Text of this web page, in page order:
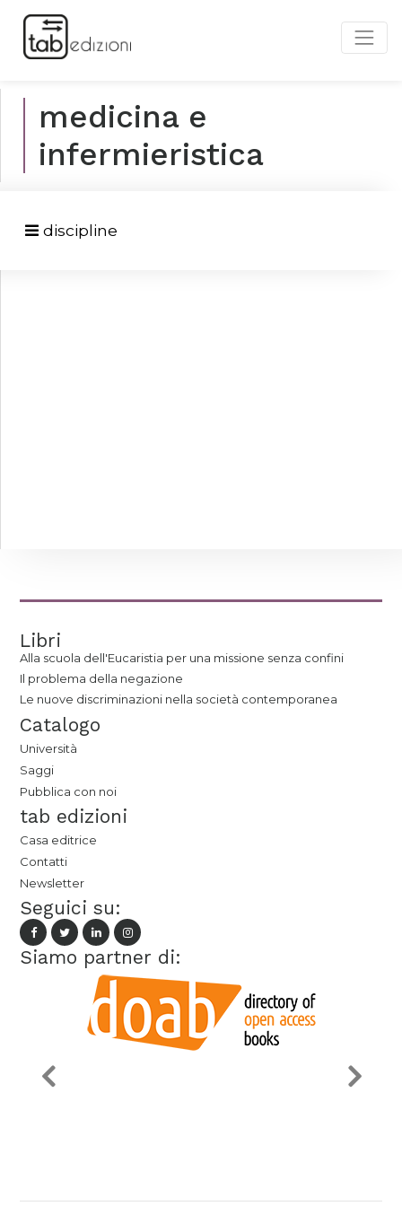
medicina e
infermieristica
discipline
Libri
Alla scuola dell'Eucaristia per una missione senza confini
Il problema della negazione
Le nuove discriminazioni nella società contemporanea
Catalogo
Università
Saggi
Pubblica con noi
tab edizioni
Casa editrice
Contatti
Newsletter
Seguici su:
Siamo partner di: